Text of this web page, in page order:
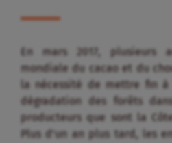
En mars 2017, plusieurs
mondiale du cacao et du
la nécessité de mettre fin
dégradation des forêts
producteurs que sont la
Plus d’un an plus tard, les